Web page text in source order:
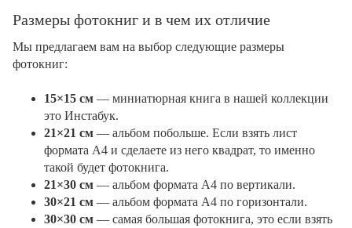
Размеры фотокниг и в чем их отличие
Мы предлагаем вам на выбор следующие размеры
фотокниг:
15×15 см — миниатюрная книга в нашей коллекции
это Инстабук.
21×21 см — альбом побольше. Если взять лист
формата А4 и сделаете из него квадрат, то именно
такой будет фотокнига.
21×30 см — альбом формата А4 по вертикали.
30×21 см — альбом формата А4 по горизонтали.
30×30 см — самая большая фотокнига, это если взять